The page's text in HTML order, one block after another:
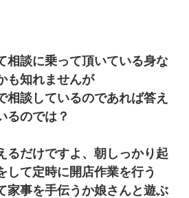
相談に乗って頂いている身な
も知れませんが
相談しているのであれば答え
るのでは？
るだけですよ、朝しっかり起
して定時に開店作業を行う
家事を手伝うか娘さんと遊ぶ